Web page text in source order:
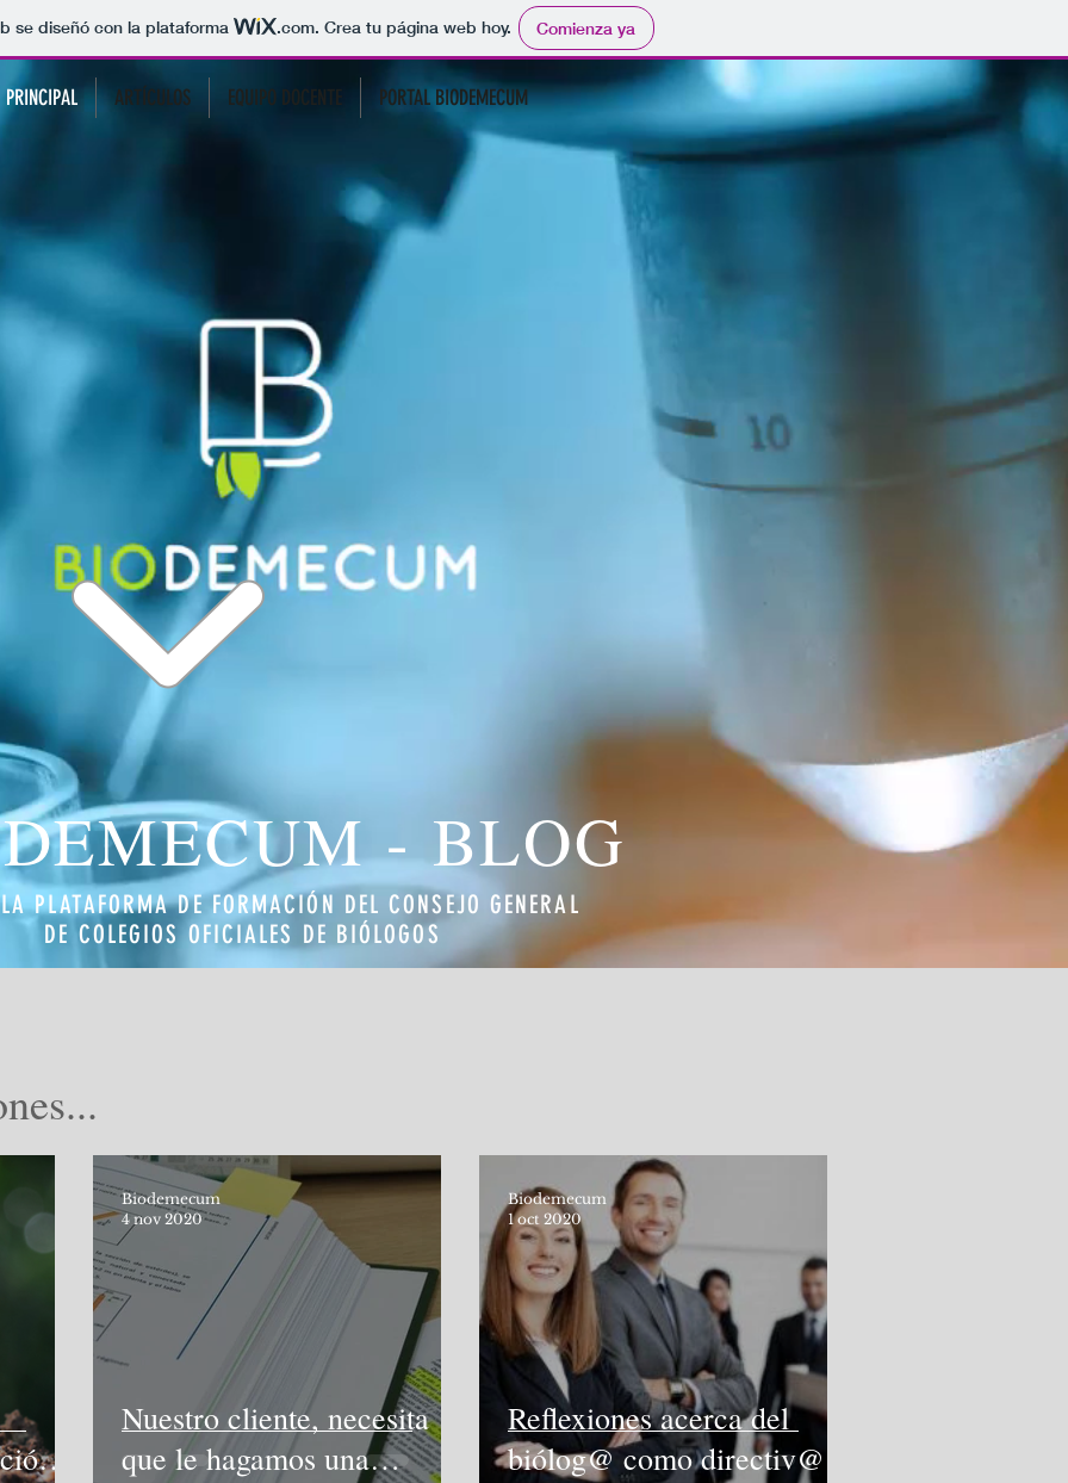
se diseñó con la plataforma .com. Crea tu página web hoy. Comienza ya
PRINCIPAL ARTÍCULOS EQUIPO DOCENTE PORTAL BIODEMECUM
- BLOG
PLATAFORMA DE FORMACIÓN DEL CONSEJO GENERAL
DE COLEGIOS OFICIALES DE BIÓLOGOS
Nuestro cliente, necesita
que le hagamos una
Biodemecum
4 nov 2020
Reflexiones acerca del
biólog@ como directiv@:
Biodemecum
1 oct 2020